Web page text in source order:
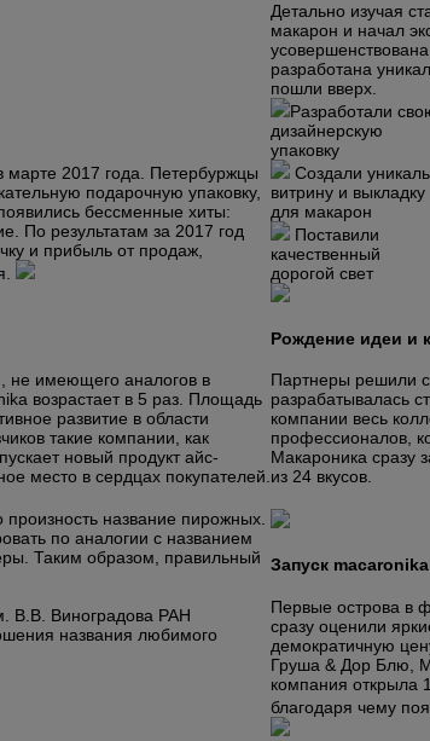
марте 2017 года. Петербуржцы
подарочную упаковку,
бессменные хиты:
По результатам за 2017 год
и прибыль от продаж,
не имеющего аналогов в
возрастает в 5 раз. Площадь
развитие в области
такие компании, как
новый продукт айс-
место в сердцах покупателей.
название пирожных.
по аналогии с названием
Таким образом, правильный
В.В. Виноградова РАН
названия любимого
Детально изучая
макарон и начал
разработана
пошли вверх.
Разработали
дизайнерскую
упаковку
Создали
витрину и выкладку
для макарон
Поставили
качественный
дорогой свет
Рождение идеи и
Партнеры решили
разрабатывалась
компании весь
профессионалов,
Макароника сразу
из 24 вкусов.
Запуск macaronika
Первые острова в
сразу оценили
демократичную
Груша & Дор Блю,
компания открыла
благодаря чему